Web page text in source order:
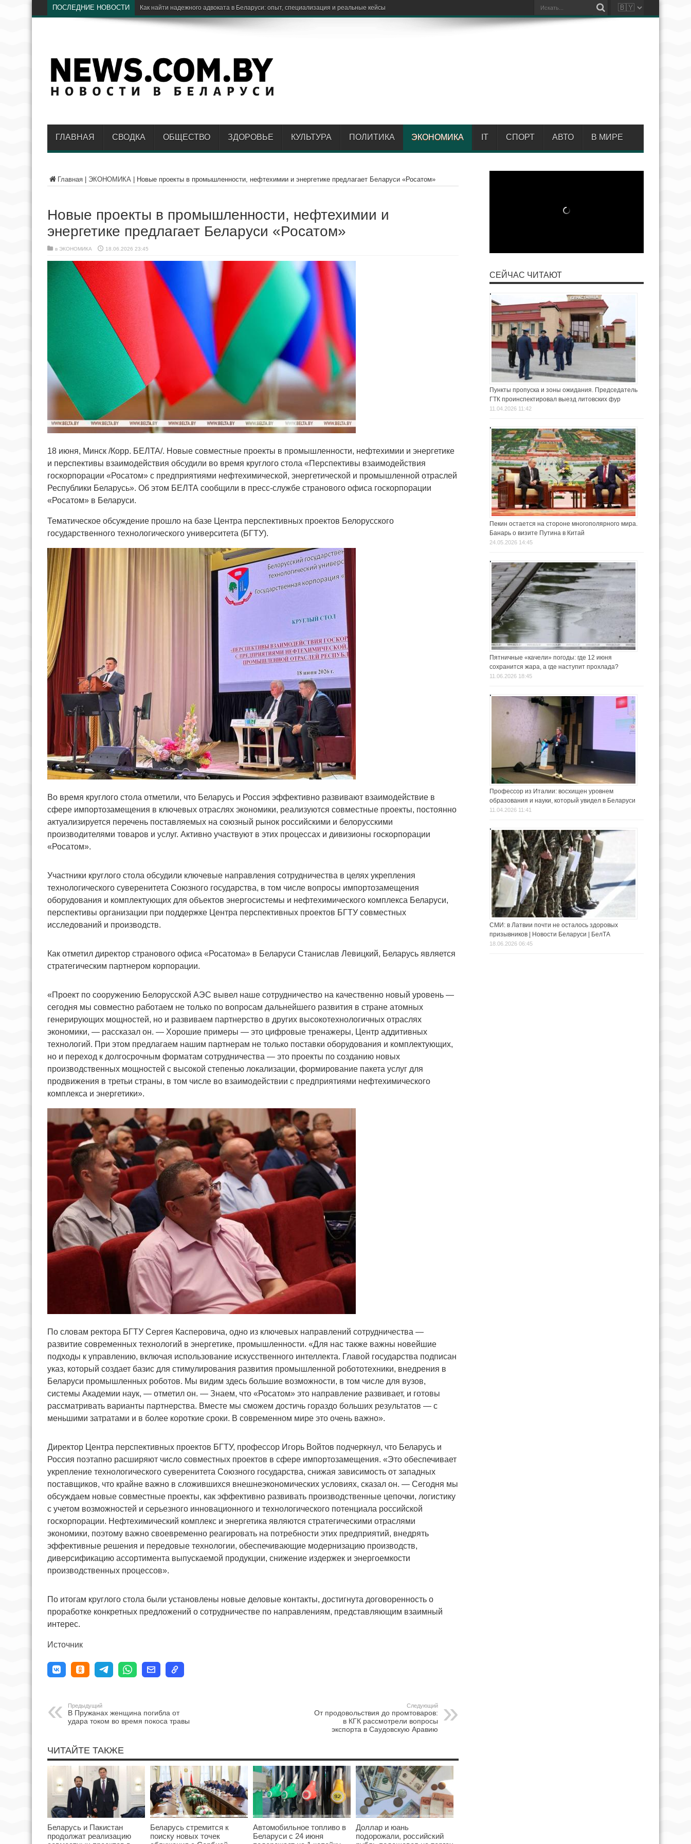
ПОСЛЕДНИЕ НОВОСТИ Электрический транспорт: как элек
ГЛАВНАЯ СВОДКА ОБЩЕСТВО ЗДОРОВЬЕ КУЛЬТУРА ПОЛИТИКА ЭКОНОМИКА IT СПОРТ АВТО В МИРЕ
Главная ЭКОНОМИКА Новые проекты в промышленности, нефтехимии и энергетике предлагает Беларуси «Росатом»
Новые проекты в промышленности, нефтехимии и
энергетике предлагает Беларуси «Росатом»
в ЭКОНОМИКА 18.06.2026 23:45
18 июня, Минск /Корр. БЕЛТА/. Новые совместные проекты в промышленности, нефтехимии и энергетике
и перспективы взаимодействия обсудили во время круглого стола «Перспективы взаимодействия
госкорпорации «Росатом» с предприятиями нефтехимической, энергетической и промышленной отраслей
Республики Беларусь». Об этом БЕЛТА сообщили в пресс-службе странового офиса госкорпорации
«Росатом» в Беларуси.
Тематическое обсуждение прошло на базе Центра перспективных проектов Белорусского
государственного технологического университета (БГТУ).
Во время круглого стола отметили, что Беларусь и Россия эффективно развивают взаимодействие в
сфере импортозамещения в ключевых отраслях экономики, реализуются совместные проекты, постоянно
актуализируется перечень поставляемых на союзный рынок российскими и белорусскими
производителями товаров и услуг. Активно участвуют в этих процессах и дивизионы госкорпорации
«Росатом».
Участники круглого стола обсудили ключевые направления сотрудничества в целях укрепления
технологического суверенитета Союзного государства, в том числе вопросы импортозамещения
оборудования и комплектующих для объектов энергосистемы и нефтехимического комплекса Беларуси,
перспективы организации при поддержке Центра перспективных проектов БГТУ совместных
исследований и производств.
Как отметил директор странового офиса «Росатома» в Беларуси Станислав Левицкий, Беларусь является
стратегическим партнером корпорации.
«Проект по сооружению Белорусской АЭС вывел наше сотрудничество на качественно новый уровень —
сегодня мы совместно работаем не только по вопросам дальнейшего развития в стране атомных
генерирующих мощностей, но и развиваем партнерство в других высокотехнологичных отраслях
экономики, — рассказал он. — Хорошие примеры — это цифровые тренажеры, Центр аддитивных
технологий. При этом предлагаем нашим партнерам не только поставки оборудования и комплектующих,
но и переход к долгосрочным форматам сотрудничества — это проекты по созданию новых
производственных мощностей с высокой степенью локализации, формирование пакета услуг для
продвижения в третьи страны, в том числе во взаимодействии с предприятиями нефтехимического
комплекса и энергетики».
По словам ректора БГТУ Сергея Касперовича, одно из ключевых направлений сотрудничества —
развитие современных технологий в энергетике, промышленности. «Для нас также важны новейшие
подходы к управлению, включая использование искусственного интеллекта. Главой государства подписан
указ, который создает базис для стимулирования развития промышленной робототехники, внедрения в
Беларуси промышленных роботов. Мы видим здесь большие возможности, в том числе для вузов,
системы Академии наук, — отметил он. — Знаем, что «Росатом» это направление развивает, и готовы
рассматривать варианты партнерства. Вместе мы сможем достичь гораздо больших результатов — с
меньшими затратами и в более короткие сроки. В современном мире это очень важно».
Директор Центра перспективных проектов БГТУ, профессор Игорь Войтов подчеркнул, что Беларусь и
Россия поэтапно расширяют число совместных проектов в сфере импортозамещения. «Это обеспечивает
укрепление технологического суверенитета Союзного государства, снижая зависимость от западных
поставщиков, что крайне важно в сложившихся внешнеэкономических условиях, сказал он. — Сегодня мы
обсуждаем новые совместные проекты, как эффективно развивать производственные цепочки, логистику
с учетом возможностей и серьезного инновационного и технологического потенциала российской
госкорпорации. Нефтехимический комплекс и энергетика являются стратегическими отраслями
экономики, поэтому важно своевременно реагировать на потребности этих предприятий, внедрять
эффективные решения и передовые технологии, обеспечивающие модернизацию производств,
диверсификацию ассортимента выпускаемой продукции, снижение издержек и энергоемкости
производственных процессов».
По итогам круглого стола были установлены новые деловые контакты, достигнута договоренность о
проработке конкретных предложений о сотрудничестве по направлениям, представляющим взаимный
интерес.
Источник
Предыдущий
В Пружанах женщина погибла от
удара током во время покоса травы
Следующий
От продовольствия до промтоваров:
в КГК рассмотрели вопросы
экспорта в Саудовскую Аравию
ЧИТАЙТЕ ТАКЖЕ
Беларусь и Пакистан
продолжат реализацию
Беларусь стремится к
поиску новых точек
Автомобильное топливо в
Беларуси с 24 июня
Доллар и юань
подорожали, российский
СЕЙЧАС ЧИТАЮТ
Пункты пропуска и зоны ожидания. Председатель
ГТК проинспектировал выезд литовских фур
11.04.2026 11:42
Пекин остается на стороне многополярного мира.
Банарь о визите Путина в Китай
24.05.2026 14:45
Пятничные «качели» погоды: где 12 июня
сохранится жара, а где наступит прохлада?
11.06.2026 18:45
Профессор из Италии: восхищен уровнем
образования и науки, который увидел в Беларуси
11.04.2026 11:41
СМИ: в Латвии почти не осталось здоровых
призывников | Новости Беларуси | БелТА
18.06.2026 06:45